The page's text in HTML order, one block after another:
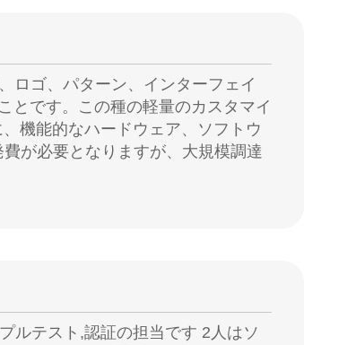
ロゴ、パターン、インターフェイ
とです。この種の軽量のカスタマイ
機能的なハードウェア、ソフトウ
が必要となりますが、大規模調達
ルテスト,認証の担当です 2人はソ